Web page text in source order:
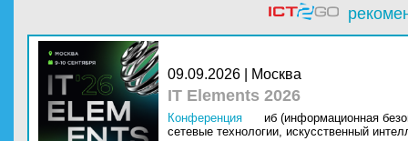
09.09.2026 | Москва
IT Elements 2026
Конференция
иб (информационная
сетевые технологии, искусственный